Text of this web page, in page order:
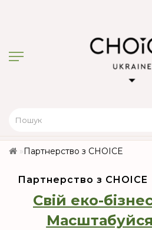
Партнерство з CHOICE
Партнерство з CHOICE
Свій еко-